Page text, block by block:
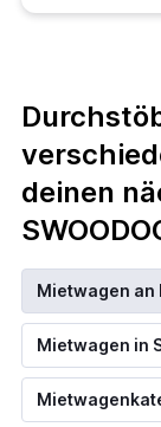
deinen
Mietwagen an
Mietwagen in